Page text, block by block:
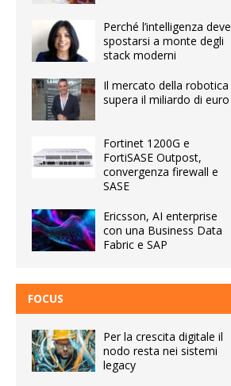
Perché l’intelligenza deve
spostarsi a monte degli
stack moderni
Il mercato della robotica
supera il miliardo di euro
Fortinet 1200G e
FortiSASE Outpost,
convergenza firewall e
SASE
Ericsson, AI enterprise
con una Business Data
Fabric e SAP
FOCUS
Per la crescita digitale il
nodo resta nei sistemi
legacy